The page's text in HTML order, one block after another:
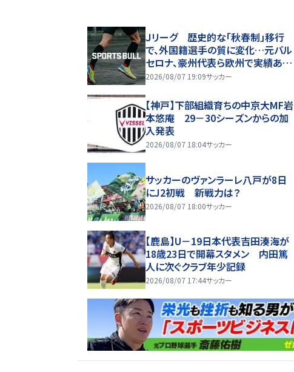
Ｊリーグ 歴史的な「秋春制」移行
で、外国籍選手の質に変化…元バル
セロナ、豪州代表ら欧州で実績ある
実力選手が加入
2026/08/07 19:09サッカー
【神戸】下部組織育ちの中京大MF岩
本悠庵 29－30シーズンからの加
入発表
2026/08/07 18:04サッカー
サッカーのヴァンラーレ八戸が8日
にJ2初戦 新戦力は？
2026/08/07 18:00サッカー
【鹿島】U－19日本代表吉田湊海が
18歳23日で開幕スタメン 内田篤
人に次ぐクラブ年少記録
2026/08/07 17:44サッカー